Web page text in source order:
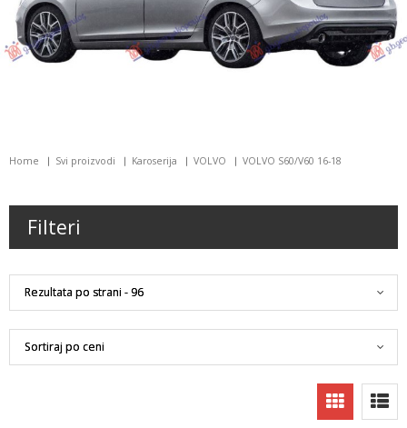
Home Svi proizvodi Karoserija VOLVO VOLVO S60/V60 16-18
Filteri